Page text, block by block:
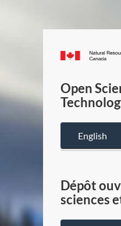
Open
English
Dépôt
sciences